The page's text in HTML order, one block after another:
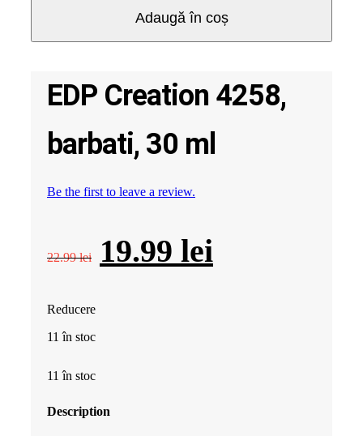
ml
Adaugă în coș
EDP Creation 4258,
barbati, 30 ml
Be the first to leave a review.
22.99lei
Prețul
22.99 lei.
19.99 lei
Reducere
11 în stoc
11 în stoc
Description